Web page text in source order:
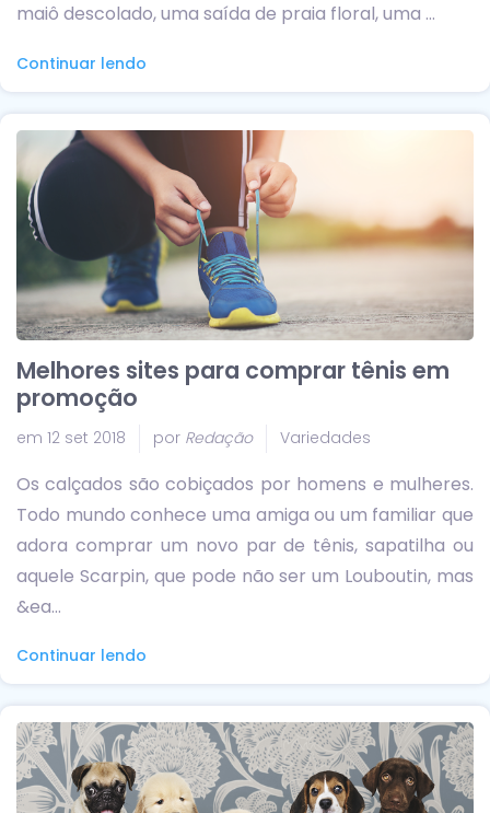
maiô descolado, uma saída de praia floral, uma ...
Continuar lendo
Melhores sites para comprar tênis em
promoção
em 12 set 2018 por Redação Variedades
Os calçados são cobiçados por homens e mulheres.
Todo mundo conhece uma amiga ou um familiar que
adora comprar um novo par de tênis, sapatilha ou
aquele Scarpin, que pode não ser um Louboutin, mas
&ea...
Continuar lendo